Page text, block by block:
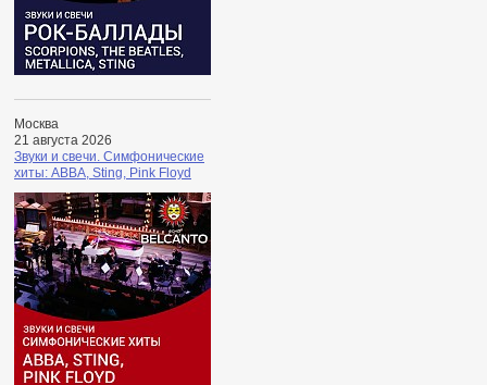
Москва
21 августа 2026
Звуки и свечи. Симфонические
хиты: ABBA, Sting, Pink Floyd